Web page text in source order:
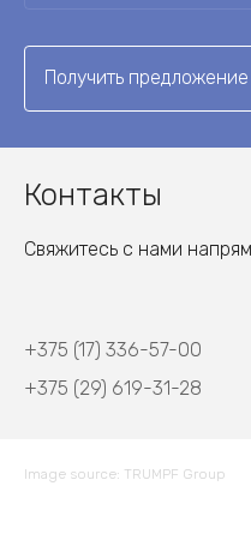
Получить предложение
Контакты
Свяжитесь с нами
+375 (17) 336-57-00
+375 (29) 619-31-28
Image source: TRUMPF Group